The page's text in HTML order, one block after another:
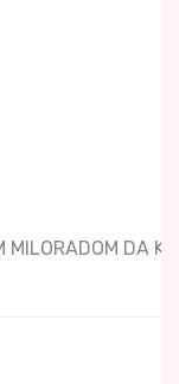
MILORADOM